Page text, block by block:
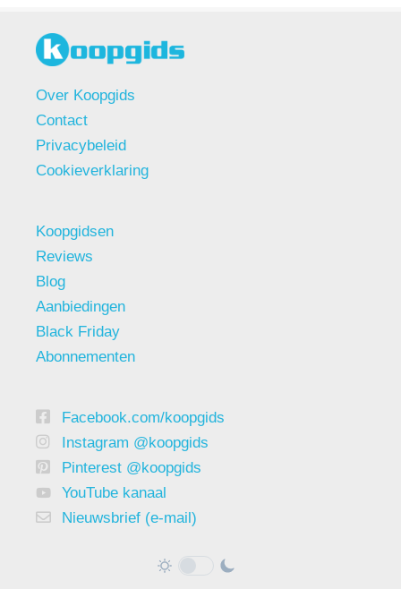
Over Koopgids
Contact
Privacybeleid
Cookieverklaring
Koopgidsen
Reviews
Blog
Aanbiedingen
Black Friday
Abonnementen
Facebook.com/koopgids
Instagram @koopgids
Pinterest @koopgids
YouTube kanaal
Nieuwsbrief (e-mail)